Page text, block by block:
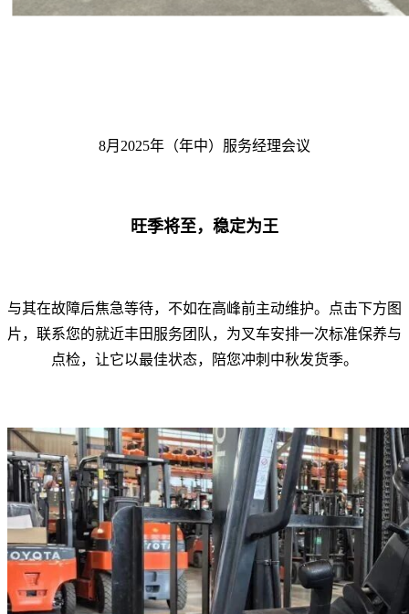
8月2025年（年中）服务经理会议
旺季将至，稳定为王
与其在故障后焦急等待，不如在高峰前主动维护。点击下方图
片，联系您的就近丰田服务团队，为叉车安排一次标准保养与
点检，让它以最佳状态，陪您冲刺中秋发货季。